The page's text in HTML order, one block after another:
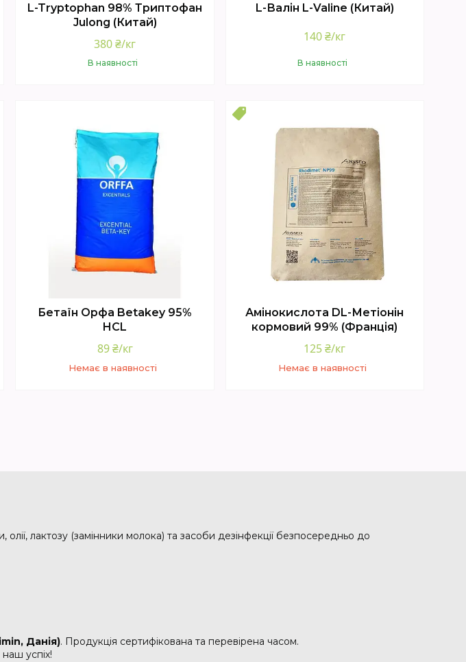
L-Tryptophan 98% Триптофан
Julong (Китай)
380 ₴/кг
В наявності
L-Валін L-Valine (Китай)
140 ₴/кг
В наявності
Бетаїн Орфа Betakey 95%
HCL
89 ₴/кг
Немає в наявності
Амінокислота DL-Метіонін
кормовий 99% (Франція)
125 ₴/кг
Немає в наявності
лактозу (замінники молока) та засоби дезінфекції безпосередньо до
, Данія). Продукція сертифікована та перевірена часом.
успіх!